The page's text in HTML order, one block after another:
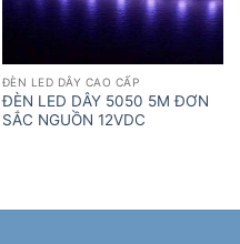
ĐÈN LED DÂY CAO CẤP
ĐÈN LED DÂY 5050 5M ĐƠN
SẮC NGUỒN 12VDC